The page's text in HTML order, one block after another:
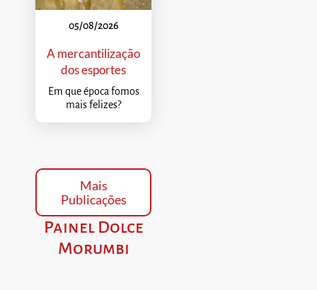
05/08/2026
A mercantilização
dos esportes
Em que época fomos
mais felizes?
Mais
Publicações
Painel Dolce
Morumbi